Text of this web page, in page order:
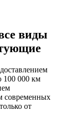
виды
100 000 км
современных
от